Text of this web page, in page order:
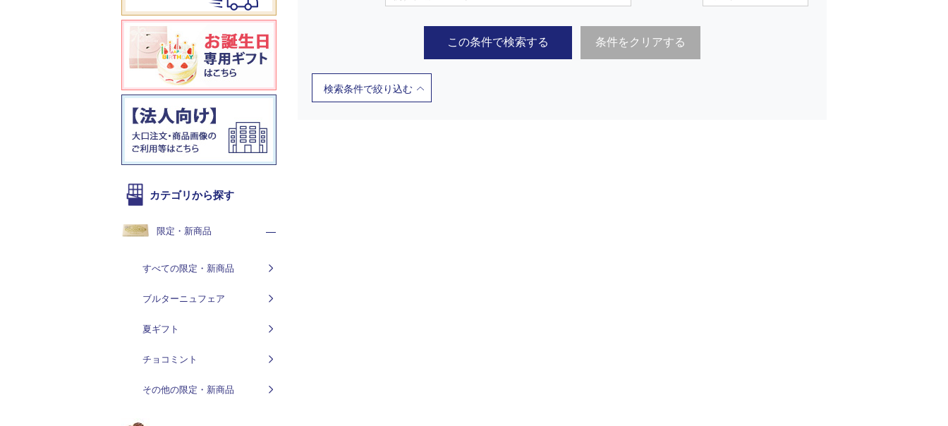
この条件で検索する 条件をクリアする
検索条件で絞り込む
カテゴリから探す
限定・新商品
すべての限定・新商品
ブルターニュフェア
夏ギフト
チョコミント
その他の限定・新商品